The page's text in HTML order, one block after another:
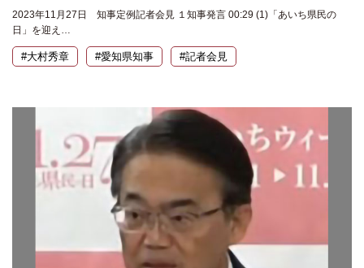
2023年11月27日 知事定例記者会見 １知事発言 00:29 (1)「あいち県民の
日」を迎え…
#大村秀章 #愛知県知事 #記者会見